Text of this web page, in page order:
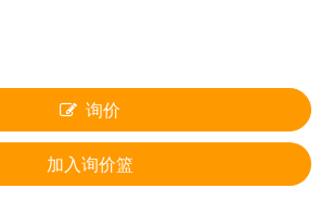
询价
加入询价篮